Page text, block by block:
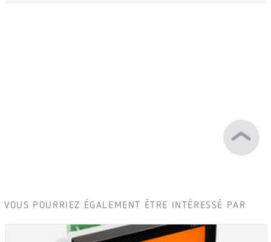
VOUS POURRIEZ ÉGALEMENT ÊTRE INTÉRESSÉ PAR